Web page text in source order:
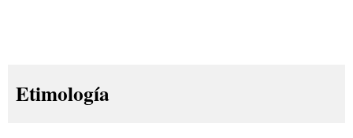
Etimología